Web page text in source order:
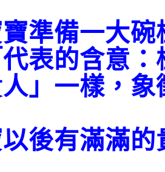
準備一大
表的含意
」一樣，
後有滿滿